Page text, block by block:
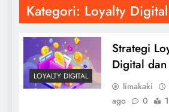
Kategori: Loyalty Digital
LOYALTY DIGITAL
Strategi
Digital
limakaki
ago
0